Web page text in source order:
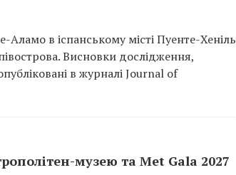
в іспанському місті Пуенте-Хеніль
Висновки дослідження,
в журналі Journal of
музею та Met Gala 2027